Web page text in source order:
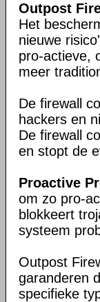
Outpost
Het
nieuwe
pro-actieve,
meer
De firewall
hackers en
De firewall
en stopt de
Proactive
om zo pro-
blokkeert
systeem
Outpost
garanderen
specifieke